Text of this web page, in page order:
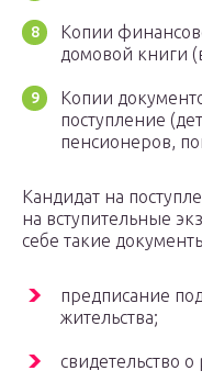
Копии
домовой книги
Копии
поступление
пенсионеров,
Кандидат на
на вступительные
себе такие
предписание
жительства;
свидетельство